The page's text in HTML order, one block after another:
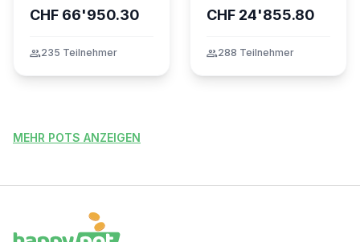
CHF 66'950.30
group235 Teilnehmer
financières de la
CHF 24'855.80
group288 Teilnehmer
MEHR POTS ANZEIGEN